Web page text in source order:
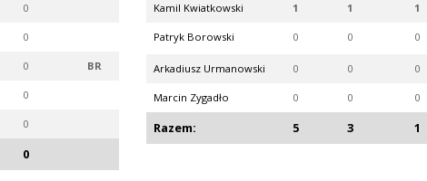
0
0
0 BR
0
0
0
Kamil Kwiatkowski 1 1 1
Patryk Borowski 0 0 0
Arkadiusz Urmanowski 0 0 0
Marcin Zygadło 0 0 0
Razem: 5 3 1